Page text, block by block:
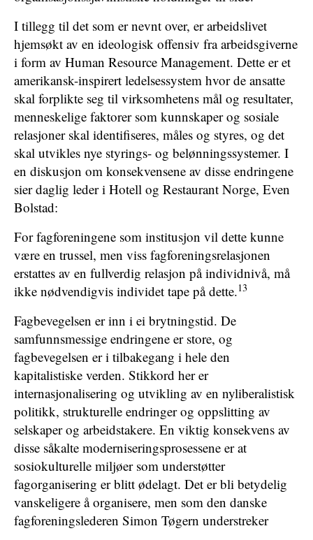
I tillegg til det som er nevnt over, er arbeidslivet
hjemsøkt av en ideologisk offensiv fra arbeidsgiverne
i form av Human Resource Management. Dette er et
amerikansk-inspirert ledelsessystem hvor de ansatte
skal forplikte seg til virksomhetens mål og resultater,
menneskelige faktorer som kunnskaper og sosiale
relasjoner skal identifiseres, måles og styres, og det
skal utvikles nye styrings- og belønningssystemer. I
en diskusjon om konsekvensene av disse endringene
sier daglig leder i Hotell og Restaurant Norge, Even
Bolstad:
For fagforeningene som institusjon vil dette kunne
være en trussel, men viss fagforeningsrelasjonen
erstattes av en fullverdig relasjon på individnivå, må
ikke nødvendigvis individet tape på dette.13
Fagbevegelsen er inn i ei brytningstid. De
samfunnsmessige endringene er store, og
fagbevegelsen er i tilbakegang i hele den
kapitalistiske verden. Stikkord her er
internasjonalisering og utvikling av en nyliberalistisk
politikk, strukturelle endringer og oppslitting av
selskaper og arbeidstakere. En viktig konsekvens av
disse såkalte moderniseringsprosessene er at
sosiokulturelle miljøer som understøtter
fagorganisering er blitt ødelagt. Det er bli betydelig
vanskeligere å organisere, men som den danske
fagforeningslederen Simon Tøgern understreker